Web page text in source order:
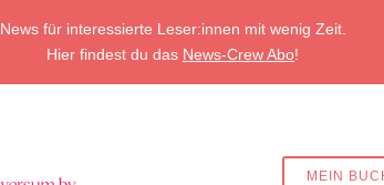
News für interessierte Leser:innen mit wenig Zeit.
Hier findest du das News-Crew Abo!
MEIN